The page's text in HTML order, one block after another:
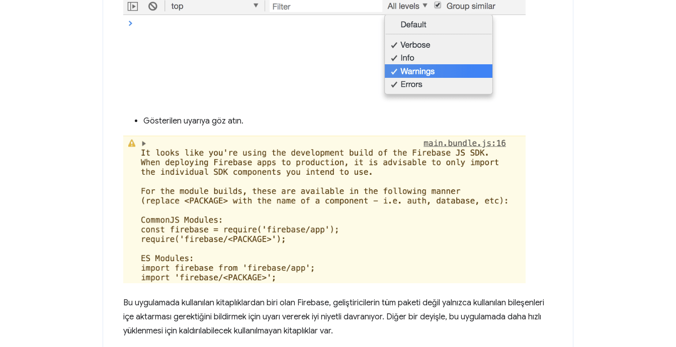
Gösterilen uyarıya göz atın.
Bu uygulamada kullanılan kitaplıklardan biri olan Firebase, geliştiricilerin tüm paketi değil yalnızca kullanılan bileşenleri
içe aktarması gerektiğini bildirmek için uyarı vererek iyi niyetli davranıyor. Diğer bir deyişle, bu uygulamada daha hızlı
yüklenmesi için kaldırılabilecek kullanılmayan kitaplıklar var.